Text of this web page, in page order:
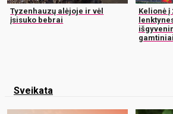
Tyzenhauzų alėjoje ir vėl
įsisuko bebrai
Kelionė į
Sveikata